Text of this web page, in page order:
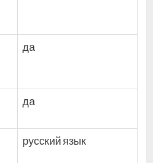
да
да
русский язык